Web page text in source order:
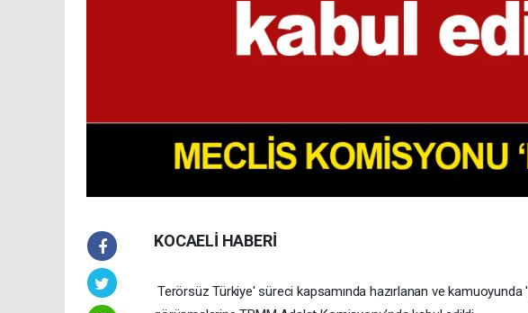
KOCAELİ HABERİ
Terörsüz Türkiye' süreci kapsamında hazırlanan ve kamuoyunda '